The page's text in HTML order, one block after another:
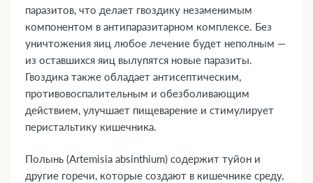
паразитов, что делает гвоздику незаменимым
компонентом в антипаразитарном комплексе. Без
уничтожения яиц любое лечение будет неполным —
из оставшихся яиц вылупятся новые паразиты.
Гвоздика также обладает антисептическим,
противовоспалительным и обезболивающим
действием, улучшает пищеварение и стимулирует
перистальтику кишечника.
Полынь (Artemisia absinthium) содержит туйон и
другие горечи, которые создают в кишечнике среду,